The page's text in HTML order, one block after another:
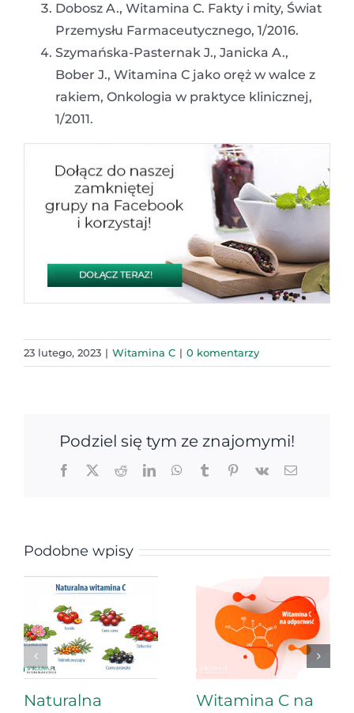
Dobosz A., Witamina C. Fakty i mity, Świat
Przemysłu Farmaceutycznego, 1/2016.
Szymańska-Pasternak J., Janicka A.,
Bober J., Witamina C jako oręż w walce z
rakiem, Onkologia w praktyce klinicznej,
1/2011.
23 lutego, 2023 | Witamina C | 0 komentarzy
Podziel się tym ze znajomymi!
Facebook
X RedditLinkedInWhatsApp
TumblrPinterest
Vk Email
Podobne wpisy
Naturalna
Witamina C na